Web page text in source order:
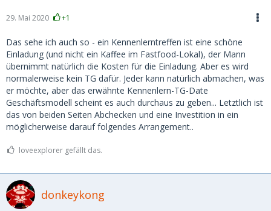
29. Mai 2020 +1
Das sehe ich auch so - ein Kennenlerntreffen ist eine schöne
Einladung (und nicht ein Kaffee im Fastfood-Lokal), der Mann
übernimmt natürlich die Kosten für die Einladung. Aber es wird
normalerweise kein TG dafür. Jeder kann natürlich abmachen, was
er möchte, aber das erwähnte Kennenlern-TG-Date
Geschäftsmodell scheint es auch durchaus zu geben... Letztlich ist
das von beiden Seiten Abchecken und eine Investition in ein
möglicherweise darauf folgendes Arrangement..
loveexplorer gefällt das.
donkeykong